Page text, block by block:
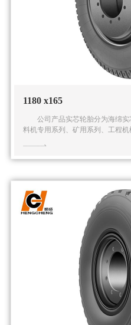
1180 x165
公司产品实芯轮胎分为海绵实
料机专用系列、矿用系列、工程